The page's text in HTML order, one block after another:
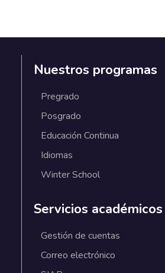
Nuestros programas
Pregrado
Posgrado
Educación Continua
Idiomas
Winter School
Servicios académicos
Gestión de cuentas
Correo electrónico